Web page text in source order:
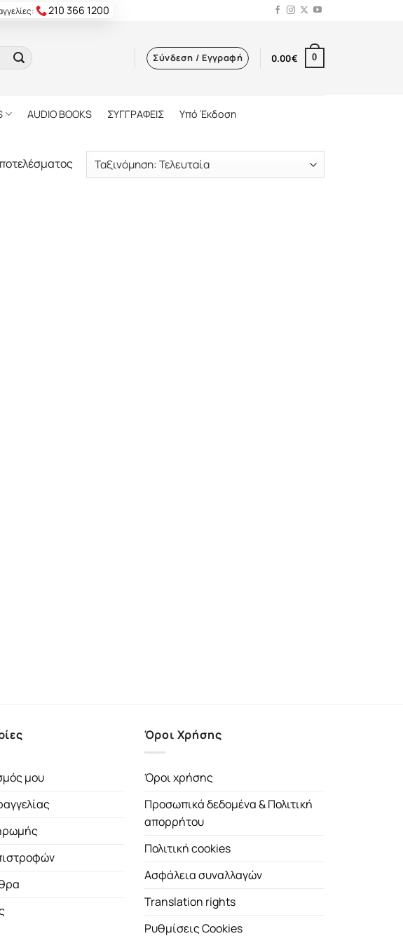
210 366 1200
Σύνδεση / Εγγραφή 0.00€ 0
AUDIO BOOKS ΣΥΓΓΡΑΦΕΙΣ Υπό Έκδοση
μου
Όροι Χρήσης
Όροι χρήσης
Προσωπικά δεδομένα & Πολιτική
απορρήτου
Πολιτική cookies
Ασφάλεια συναλλαγών
Translation rights
Ρυθμίσεις Cookies